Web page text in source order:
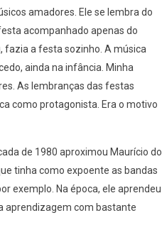
amadores. Ele se lembra do
acompanhado apenas do
fazia a festa sozinho. A música
ainda na infância. Minha
As lembranças das festas
como protagonista. Era o motivo
de 1980 aproximou Maurício do
tinha como expoente as bandas
exemplo. Na época, ele aprendeu
aprendizagem com bastante